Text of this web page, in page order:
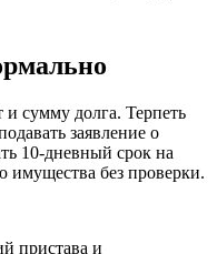
сумму долга. Терпеть
заявление о
10-дневный срок на
имущества без проверки.
пристава и